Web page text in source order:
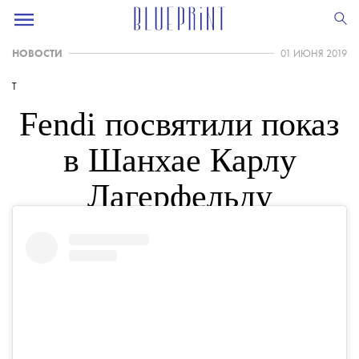
НОВОСТИ 01 ИЮНЯ 2019
T
Fendi посвятили показ
в Шанхае Карлу
Лагерфельду